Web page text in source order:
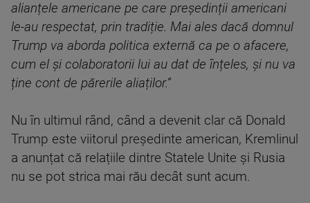
alianțele americane pe care președinții americani
le-au respectat, prin tradiție. Mai ales dacă domnul
Trump va aborda politica externă ca pe o afacere,
cum el și colaboratorii lui au dat de înțeles, și nu va
ține cont de părerile aliaților.”
Nu în ultimul rând, când a devenit clar că Donald
Trump este viitorul președinte american, Kremlinul
a anunțat că relațiile dintre Statele Unite și Rusia
nu se pot strica mai rău decât sunt acum.